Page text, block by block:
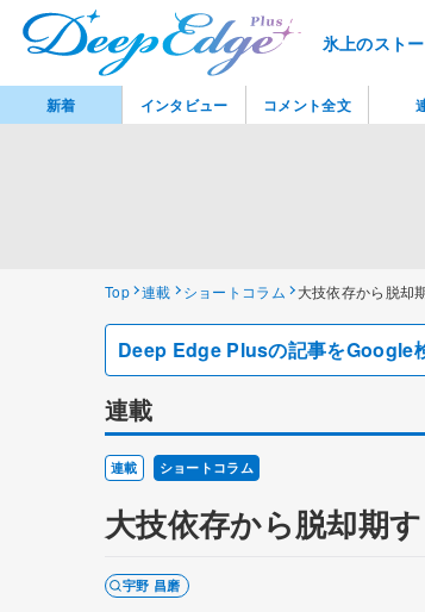
氷上のスト
Top 連載 ショートコラム 大技依存から脱却
Deep Edge Plusの記事をGoogle
連載
連載 ショートコラム
大技依存から脱却期
宇野 昌磨
新着 インタビュー コメント全文